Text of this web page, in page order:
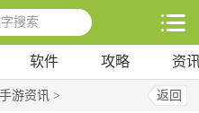
软件 攻略 资
返回
手游资讯 >